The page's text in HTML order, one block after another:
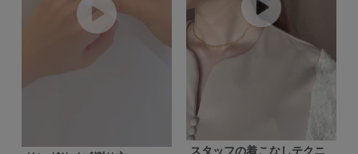
スタッフの着こなしテクニ